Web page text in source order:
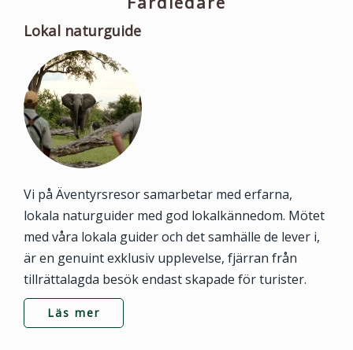
Lokal naturguide
Vi på Äventyrsresor samarbetar med erfarna,
lokala naturguider med god lokalkännedom. Mötet
med våra lokala guider och det samhälle de lever i,
är en genuint exklusiv upplevelse, fjärran från
tillrättalagda besök endast skapade för turister.
Läs mer